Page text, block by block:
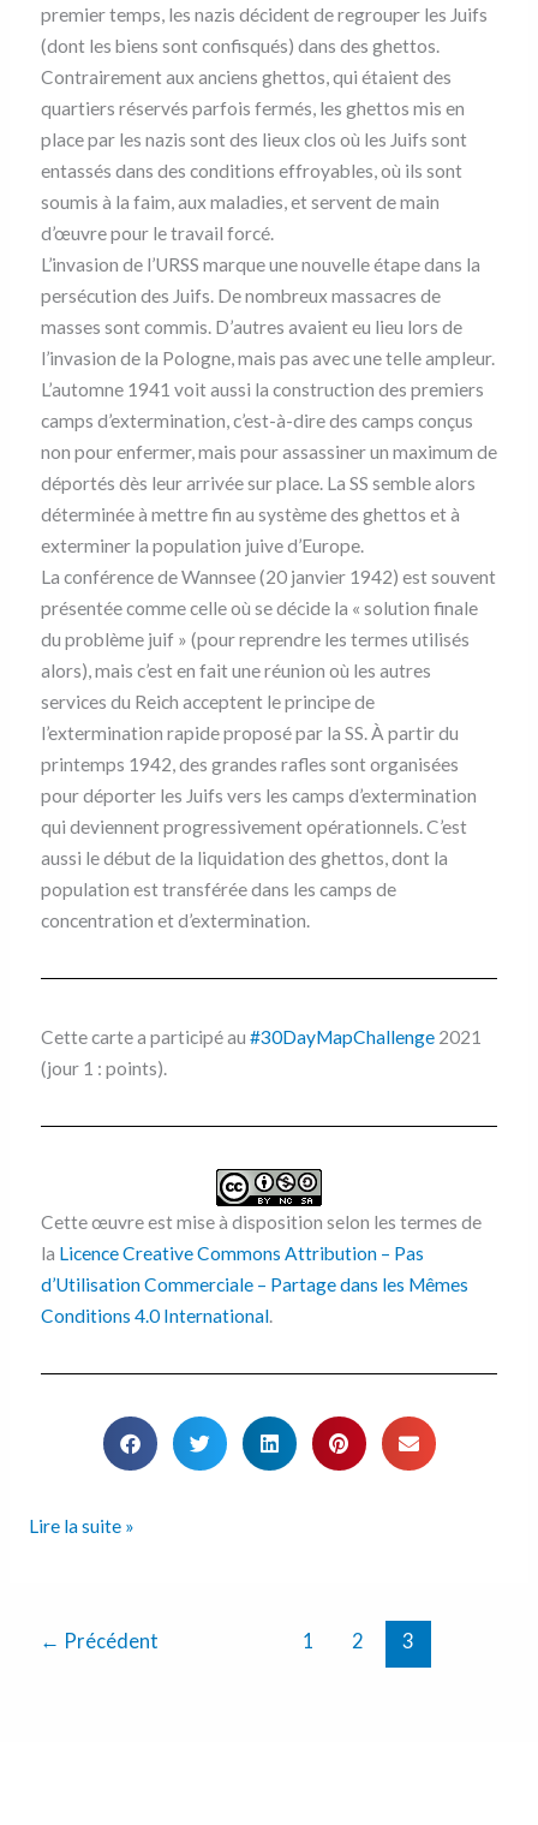
premier temps, les nazis décident de regrouper les Juifs
(dont les biens sont confisqués) dans des ghettos.
Contrairement aux anciens ghettos, qui étaient des
quartiers réservés parfois fermés, les ghettos mis en
place par les nazis sont des lieux clos où les Juifs sont
entassés dans des conditions effroyables, où ils sont
soumis à la faim, aux maladies, et servent de main
d’œuvre pour le travail forcé.
L’invasion de l’URSS marque une nouvelle étape dans la
persécution des Juifs. De nombreux massacres de
masses sont commis. D’autres avaient eu lieu lors de
l’invasion de la Pologne, mais pas avec une telle ampleur.
L’automne 1941 voit aussi la construction des premiers
camps d’extermination, c’est-à-dire des camps conçus
non pour enfermer, mais pour assassiner un maximum de
déportés dès leur arrivée sur place. La SS semble alors
déterminée à mettre fin au système des ghettos et à
exterminer la population juive d’Europe.
La conférence de Wannsee (20 janvier 1942) est souvent
présentée comme celle où se décide la « solution finale
du problème juif » (pour reprendre les termes utilisés
alors), mais c’est en fait une réunion où les autres
services du Reich acceptent le principe de
l’extermination rapide proposé par la SS. À partir du
printemps 1942, des grandes rafles sont organisées
pour déporter les Juifs vers les camps d’extermination
qui deviennent progressivement opérationnels. C’est
aussi le début de la liquidation des ghettos, dont la
population est transférée dans les camps de
concentration et d’extermination.
Cette carte a participé au #30DayMapChallenge2021
(jour 1 : points).
Cette œuvre est mise à disposition selon les termes de
la Licence Creative Commons Attribution – Pas
d’Utilisation Commerciale – Partage dans les Mêmes
Conditions 4.0 International.
Lire la suite »
← Précédent 1 2 3